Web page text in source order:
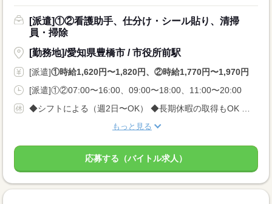
[派遣]①②看護助手、仕分け・シール貼り、清掃
員・掃除
[勤務地]/愛知県豊橋市 / 市役所前駅
[派遣]①時給1,620円〜1,820円、②時給1,770円〜1,970円
[派遣]①②07:00〜16:00、09:00〜18:00、11:00〜20:00
◆シフトによる（週2日〜OK） ◆長期休暇の取得もOK 勤務曜日、休み希望はお気軽にご相談ください やむを得ない急なお休みにも理解のある職場です
もっと見る
応募する（バイトル求人）